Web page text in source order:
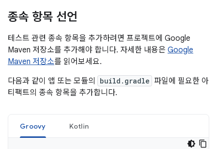
종속 항목 선언
테스트 관련 종속 항목을 추가하려면 프로젝트에 Google
Maven 저장소를 추가해야 합니다. 자세한 내용은 Google
Maven 저장소를 읽어보세요.
다음과 같이 앱 또는 모듈의
build.gradle 파일에 필요한 아
티팩트의 종속 항목을 추가합니다.
Groovy Kotlin